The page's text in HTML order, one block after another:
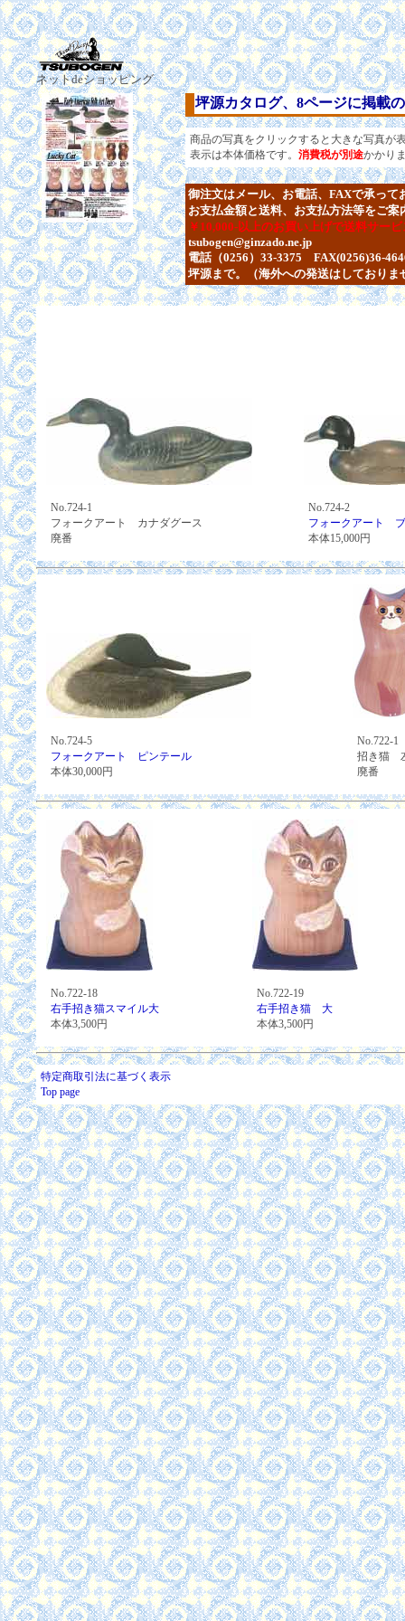
ネットdeショッピング
坪源カタログ、8ページに掲載
商品の写真をクリックすると大きな写真が
表示は本体価格です。 消費税が別途かかり
御注文はメール、お電話、FAXで承っ
お支払金額と送料、お支払方法等をご案
￥10,000-以上のお買い上げで送料サー
tsubogen@ginzado.ne.jp
電話（0256）33-3375 FAX(0256)36-
坪源まで。（海外への発送はしておりま
No.724-1
フォークアート カナダグース
廃番
No.724-2
フォークアート
本体15,000円
No.724-5
フォークアート ピンテール
本体30,000円
No.722-1
招き猫
廃番
No.722-18
右手招き猫スマイル大
本体3,500円
No.722-19
右手招き猫 大
本体3,500円
特定商取引法に基づく表示
Top page